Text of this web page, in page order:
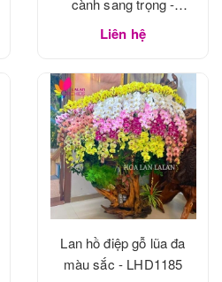
cành sang trọng -
LHD1188
Liên hệ
Lan hồ điệp gỗ lũa đa
màu sắc - LHD1185